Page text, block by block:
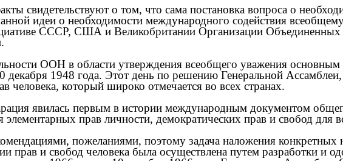
свидетельствуют о том, что сама постановка вопроса о
идеи о необходимости международного содействия
СССР, США и Великобритании Организации
ООН в области утверждения всеобщего уважения основным
декабря 1948 года. Этот день по решению Генеральной
человека, который широко отмечается во всех странах.
явилась первым в истории международным документом
прав личности, демократических прав и свобод для
пожеланиями, поэтому задача наложения конкретных
прав и свобод человека была осуществлена путем разработки и